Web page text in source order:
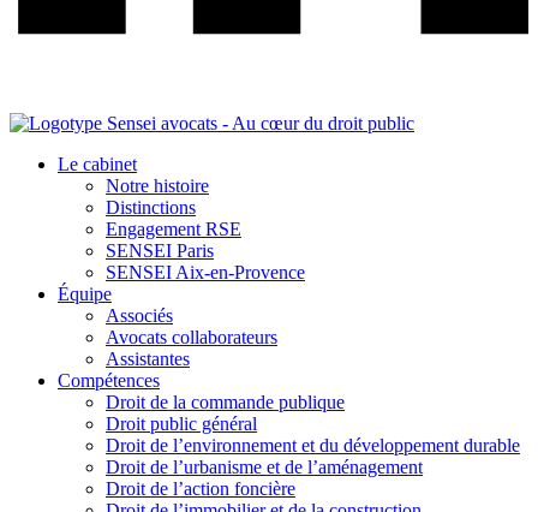
Le cabinet
Notre histoire
Distinctions
Engagement RSE
SENSEI Paris
SENSEI Aix-en-Provence
Équipe
Associés
Avocats collaborateurs
Assistantes
Compétences
Droit de la commande publique
Droit public général
Droit de l’environnement et du développement durable
Droit de l’urbanisme et de l’aménagement
Droit de l’action foncière